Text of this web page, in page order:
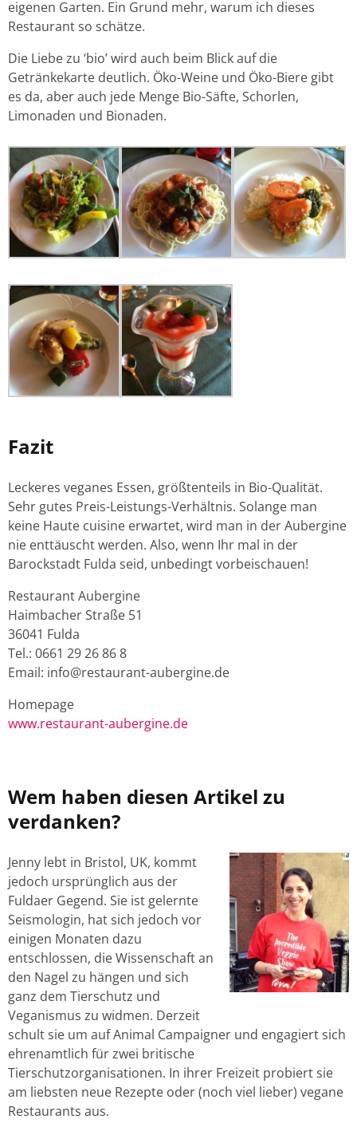
eigenen Garten. Ein Grund mehr, warum ich dieses
Restaurant so schätze.
Die Liebe zu ‘bio’ wird auch beim Blick auf die
Getränkekarte deutlich. Öko-Weine und Öko-Biere gibt
es da, aber auch jede Menge Bio-Säfte, Schorlen,
Limonaden und Bionaden.
Fazit
Leckeres veganes Essen, größtenteils in Bio-Qualität.
Sehr gutes Preis-Leistungs-Verhältnis. Solange man
keine Haute cuisine erwartet, wird man in der Aubergine
nie enttäuscht werden. Also, wenn Ihr mal in der
Barockstadt Fulda seid, unbedingt vorbeischauen!
Restaurant Aubergine
Haimbacher Straße 51
36041 Fulda
Tel.: 0661 29 26 86 8
Email: info@restaurant-aubergine.de
Homepage
www.restaurant-aubergine.de
Wem haben diesen Artikel zu
verdanken?
Jenny lebt in Bristol, UK, kommt
jedoch ursprünglich aus der
Fuldaer Gegend. Sie ist gelernte
Seismologin, hat sich jedoch vor
einigen Monaten dazu
entschlossen, die Wissenschaft an
den Nagel zu hängen und sich
ganz dem Tierschutz und
Veganismus zu widmen. Derzeit
schult sie um auf Animal Campaigner und engagiert sich
ehrenamtlich für zwei britische
Tierschutzorganisationen. In ihrer Freizeit probiert sie
am liebsten neue Rezepte oder (noch viel lieber) vegane
Restaurants aus.